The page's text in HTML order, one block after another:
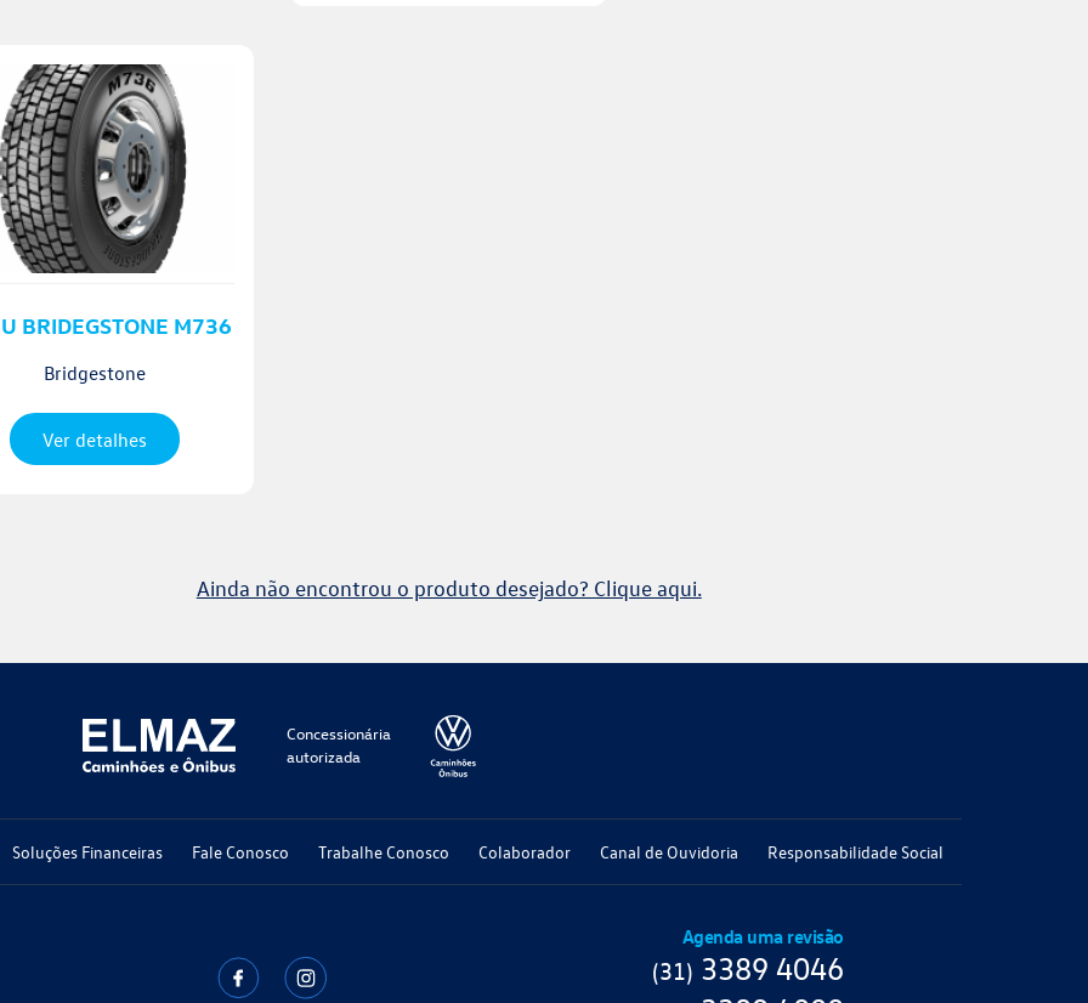
BRIDEGSTONE M736
Bridgestone
Ver detalhes
Ainda não encontrou o produto desejado? Clique aqui.
Concessionária
autorizada
Soluções Financeiras Fale Conosco Trabalhe Conosco Colaborador Canal de Ouvidoria Responsabilidade Social
Agenda uma revisão
(31) 3389 4046